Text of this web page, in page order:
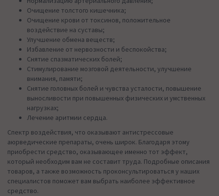
Очищение толстого кишечника;
Очищение крови от токсинов, положительное
воздействие на суставы;
Улучшение обмена веществ;
Избавление от нервозности и беспокойства;
Снятие спазматических болей;
Стимулирование мозговой деятельности, улучшение
внимания, памяти;
Снятие головных болей и чувства усталости, повышение
выносливости при повышенных физических и умственных
нагрузках;
Лечение аритмии сердца.
Спектр воздействия, что оказывают антистрессовые
аюрведические препараты, очень широк. Благодаря этому
приобрести средство, оказывающее именно тот эффект,
который необходим вам не составит труда. Подробные описания
товаров, а также возможность проконсультироваться у наших
специалистов поможет вам выбрать наиболее эффективное
средство.